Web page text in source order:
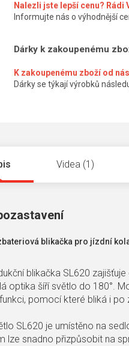
Nalezli jste lepší cenu? Rádi
Informujte nás o výhodnější
Dárky k zakoupenému
K zakoupenému zboží od
Dárky se týkají výrobků
Videa (1)
blikačka pro jízdní
blikačka SL620
optika šíří světlo do 180°.
pomocí které bliká i po
SL620 je umístěno na
lze snadno přizpůsobit na